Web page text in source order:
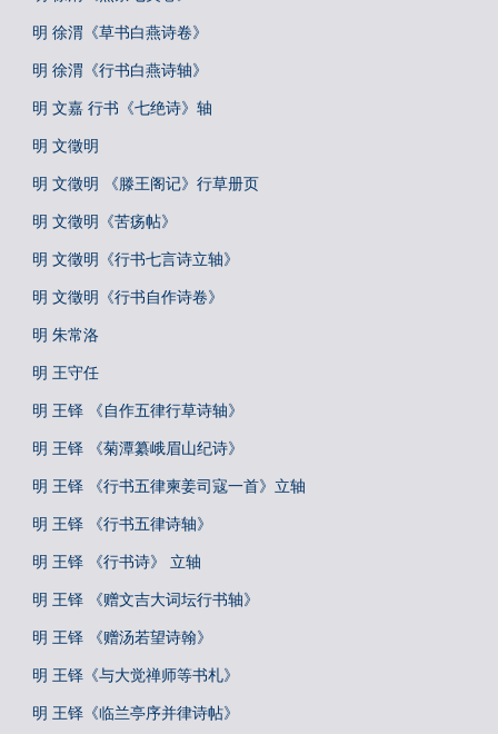
明 徐渭《草书白燕诗卷》
明 徐渭《行书白燕诗轴》
明 文嘉 行书《七绝诗》轴
明 文徵明
明 文徵明 《滕王阁记》行草册页
明 文徵明《苦疡帖》
明 文徵明《行书七言诗立轴》
明 文徵明《行书自作诗卷》
明 朱常洛
明 王守任
明 王铎 《自作五律行草诗轴》
明 王铎 《菊潭纂峨眉山纪诗》
明 王铎 《行书五律柬姜司寇一首》立轴
明 王铎 《行书五律诗轴》
明 王铎 《行书诗》 立轴
明 王铎 《赠文吉大词坛行书轴》
明 王铎 《赠汤若望诗翰》
明 王铎《与大觉禅师等书札》
明 王铎《临兰亭序并律诗帖》